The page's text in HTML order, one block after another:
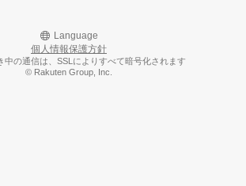
Language
個人情報保護方針
中の通信は、SSLによりすべて暗号化されます
© Rakuten Group, Inc.